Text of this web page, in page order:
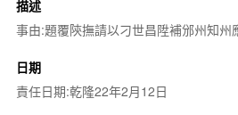
描述
事由:題覆陝撫請以刁世昌陞補邠州知州
日期
責任日期:乾隆22年2月12日